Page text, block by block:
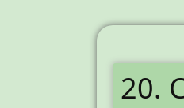
20.